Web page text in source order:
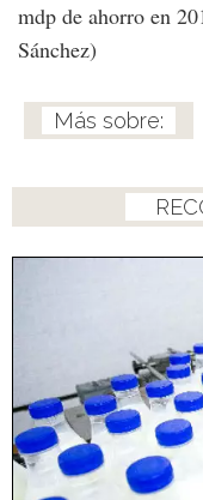
mdp de ahorro en
Sánchez)